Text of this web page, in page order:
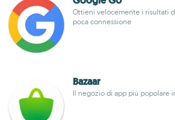
Ottieni velocemente i risultati
poca connessione
Bazaar
Il negozio di app più popolare